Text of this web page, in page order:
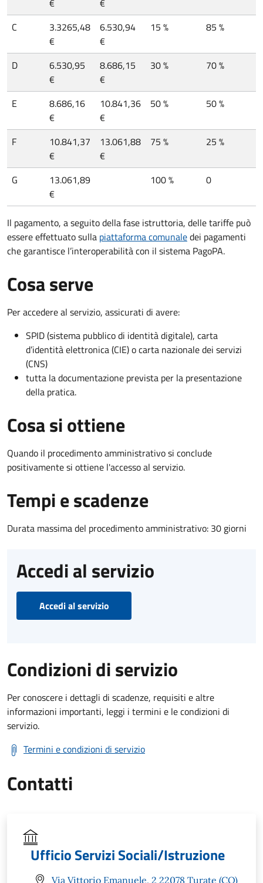
C
3.3265,48
€
6.530,94
€
15 % 85 %
D
6.530,95
€
8.686,15
€
30 % 70 %
E
8.686,16
€
10.841,36
€
50 % 50 %
F
10.841,37
€
13.061,88
€
75 % 25 %
G
13.061,89
€
100 % 0
Il pagamento, a seguito della fase istruttoria, delle tariffe può
essere effettuato sulla piattaforma comunaledei pagamenti
che garantisce l’interoperabilità con il sistema PagoPA.
Cosa serve
Per accedere al servizio, assicurati di avere:
SPID (sistema pubblico di identità digitale), carta
d’identità elettronica (CIE) o carta nazionale dei servizi
(CNS)
tutta la documentazione prevista per la presentazione
della pratica.
Cosa si ottiene
Quando il procedimento amministrativo si conclude
positivamente si ottiene l'accesso al servizio.
Tempi e scadenze
Durata massima del procedimento amministrativo: 30 giorni
Accedi al servizio
Accedi al servizio
Condizioni di servizio
Per conoscere i dettagli di scadenze, requisiti e altre
informazioni importanti, leggi i termini e le condizioni di
servizio.
Termini e condizioni di servizio
Contatti
Ufficio Servizi Sociali/Istruzione
Via Vittorio Emanuele, 2 22078 Turate (CO)